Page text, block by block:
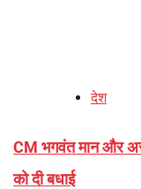
देश
CM भगवंत मान और
को दी बधाई